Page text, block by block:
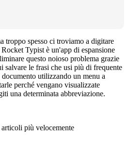
troppo spesso ci troviamo a digitare
Typist è un'app di espansione
questo noioso problema grazie
salvare le frasi che usi più di frequente
utilizzando un menu a
perché vengano visualizzate
una determinata abbreviazione.
più velocemente